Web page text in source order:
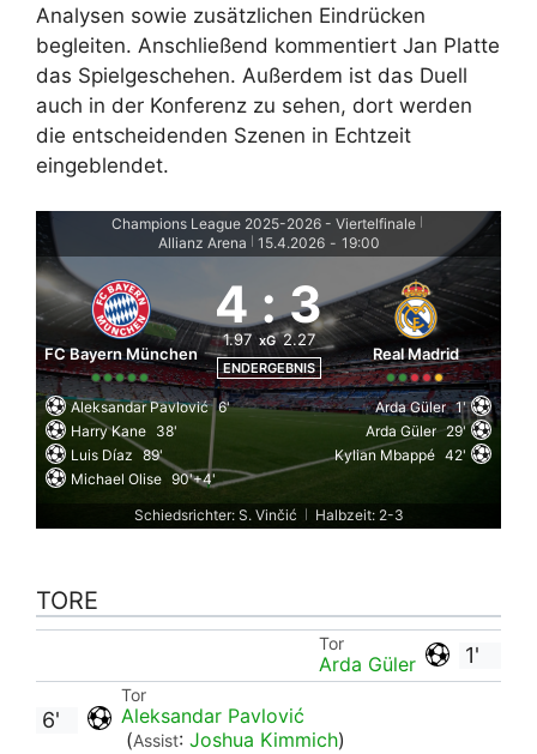
Analysen sowie zusätzlichen Eindrücken
begleiten. Anschließend kommentiert Jan Platte
das Spielgeschehen. Außerdem ist das Duell
auch in der Konferenz zu sehen, dort werden
die entscheidenden Szenen in Echtzeit
eingeblendet.
Champions League 2025-2026 - Viertelfinale
Allianz Arena 15.4.2026 - 19:00
FC Bayern München
4 : 3
1.97 xG 2.27
ENDERGEBNIS
Real Madrid
Aleksandar Pavlović 6'
Harry Kane 38'
Luis Díaz 89'
Michael Olise 90'+4'
Arda Güler 1'
Arda Güler 29'
Kylian Mbappé 42'
Schiedsrichter: S. Vinčić Halbzeit: 2-3
TORE
1'
Tor
Arda Güler
Tor
Aleksandar Pavlović
(Assist: Joshua Kimmich)
6'